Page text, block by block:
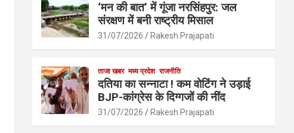
‘मन की बात’ में गूंजा नरसिंहपुर: जल
संरक्षण में बनी राष्ट्रीय मिसाल
31/07/2026 Rakesh Prajapati
ताजा खबर मध्य प्रदेश राजनीति
दतिया का सन्नाटा ! कम वोटिंग ने उड़ाई
BJP-कांग्रेस के दिग्गजों की नींद
31/07/2026 Rakesh Prajapati